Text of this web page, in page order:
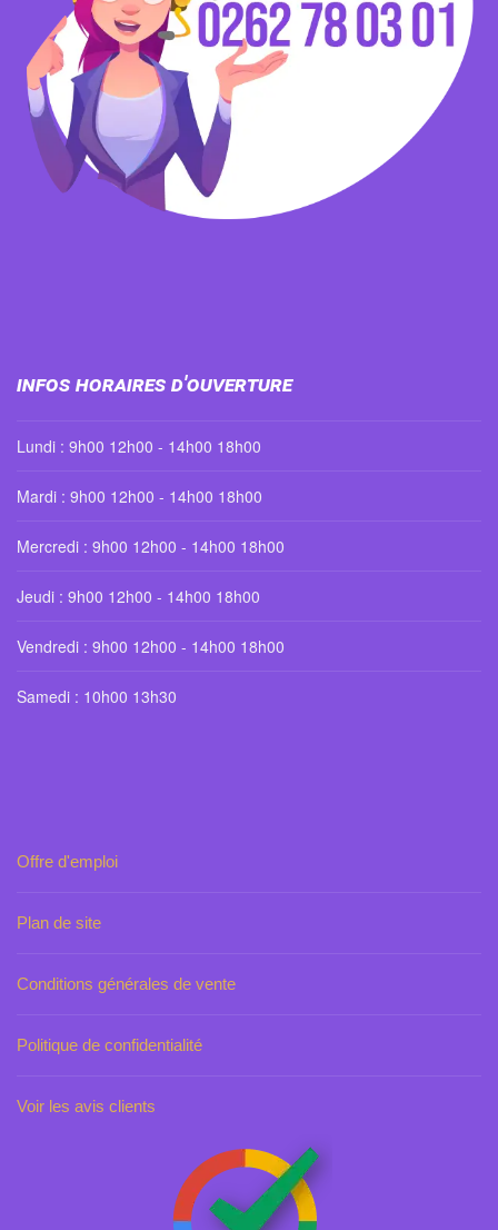
Infos horaires d'ouverture
Lundi : 9h00 12h00 - 14h00 18h00
Mardi : 9h00 12h00 - 14h00 18h00
Mercredi : 9h00 12h00 - 14h00 18h00
Jeudi : 9h00 12h00 - 14h00 18h00
Vendredi : 9h00 12h00 - 14h00 18h00
Samedi : 10h00 13h30
Offre d'emploi
Plan de site
Conditions générales de vente
Politique de confidentialité
Voir les avis clients